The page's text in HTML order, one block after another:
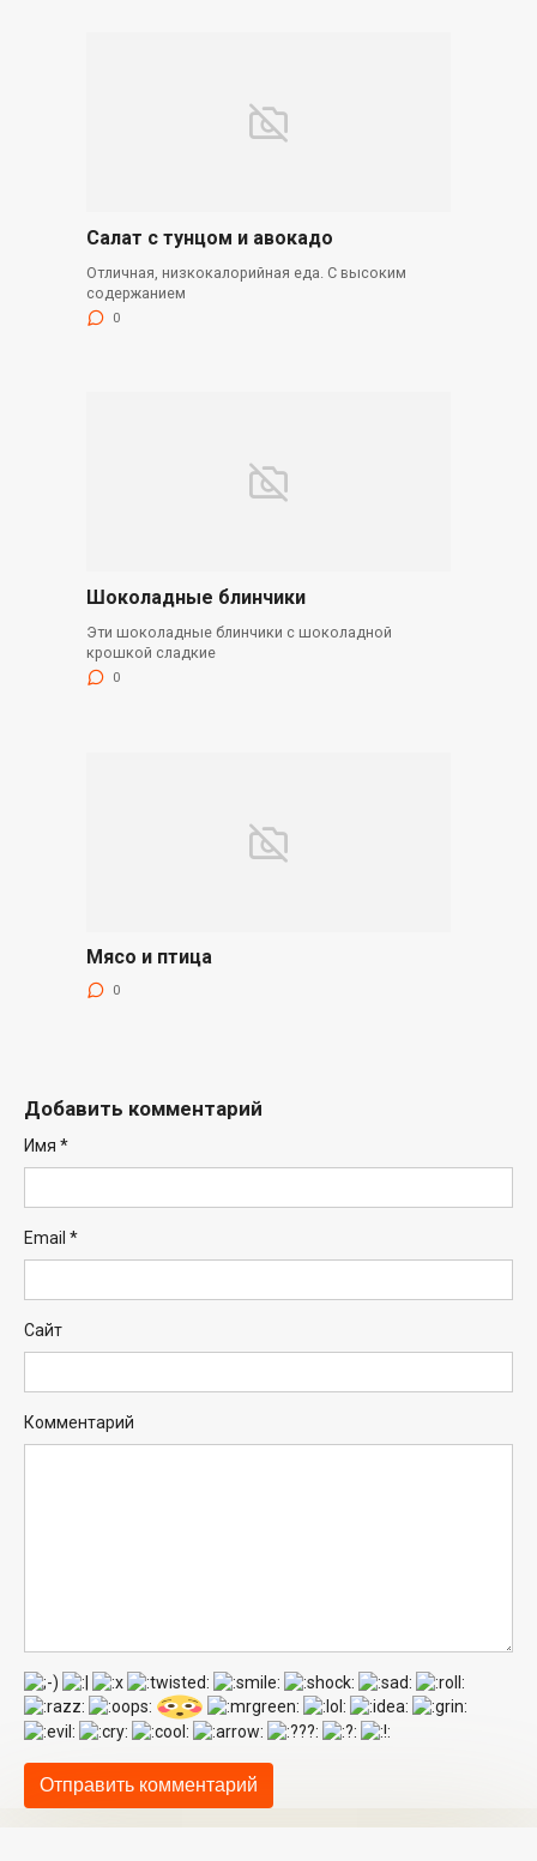
Салат с тунцом и авокадо
Отличная, низкокалорийная еда. С высоким
содержанием
0
Шоколадные блинчики
Эти шоколадные блинчики с шоколадной
крошкой сладкие
0
Мясо и птица
0
Добавить комментарий
Имя *
Email *
Сайт
Комментарий